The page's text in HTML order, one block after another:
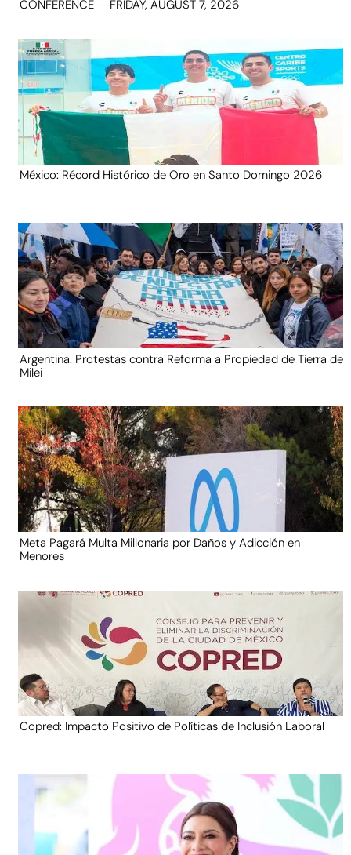
CONFERENCE — FRIDAY, AUGUST 7, 2026
México: Récord Histórico de Oro en Santo Domingo 2026
Argentina: Protestas contra Reforma a Propiedad de Tierra de
Milei
Meta Pagará Multa Millonaria por Daños y Adicción en
Menores
Copred: Impacto Positivo de Políticas de Inclusión Laboral